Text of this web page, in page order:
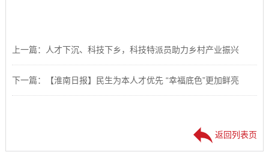
上一篇：人才下沉、科技下乡，科技特派员助力乡村产业振兴
下一篇：【淮南日报】民生为本人才优先 “幸福底色”更加鲜亮
返回列表页